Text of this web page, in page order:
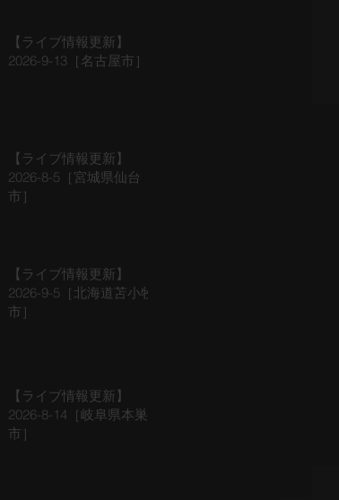
【ライブ情報更新】
2026-9-13［名古屋市］
【ライブ情報更新】
2026-8-5［宮城県仙台
市］
【ライブ情報更新】
2026-9-5［北海道苫小牧
市］
【ライブ情報更新】
2026-8-14［岐阜県本巣
市］